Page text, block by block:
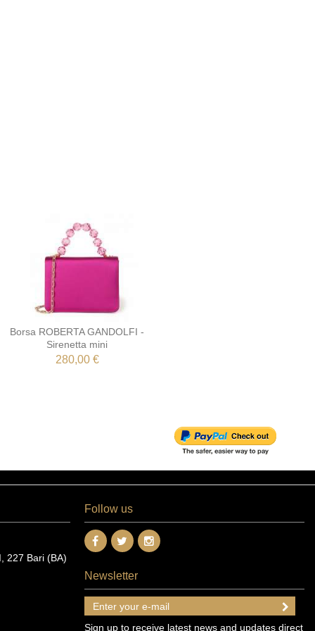
Borsa ROBERTA GANDOLFI -
Sirenetta mini
280,00 €
227 Bari (BA)
Follow us
Newsletter
Sign up to receive latest news and updates direct